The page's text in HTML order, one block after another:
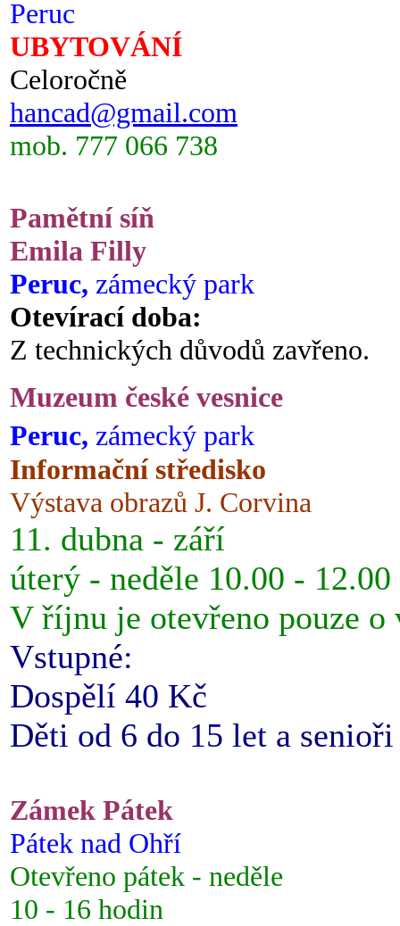
Peruc
UBYTOVÁNÍ
Celoročně
hancad@gmail.com
mob. 777 066 738
Pamětní síň
Emila Filly
Peruc, zámecký park
Otevírací doba:
Z technických důvodů zavřeno.
Muzeum české vesnice
Peruc, zámecký park
Informační středisko
Výstava obrazů J. Corvina
11. dubna - září
úterý - neděle 10.00 -
V říjnu je otevřeno pouze o
Vstupné:
Dospělí 40 Kč
Děti od 6 do 15 let a
Zámek Pátek
Pátek nad Ohří
Otevřeno pátek - neděle
10 - 16 hodin